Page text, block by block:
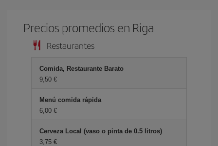
Precios promedios en Riga
Restaurantes
Comida, Restaurante Barato
9,50 €
Menú comida rápida
6,00 €
Cerveza Local (vaso o pinta de 0.5 litros)
3,75 €